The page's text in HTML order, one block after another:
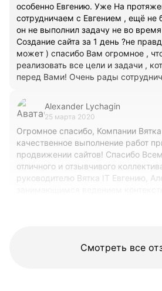
особенно Евгению. Уже На
сотрудничаем с Евгением , ещё не
он не выполнил задачу не во
Создание сайта за 1 день ?не
может ) спасибо Вам огромное ,
реализовать все цели и задачи ,
перед Вами! Очень рады
Alexander Lychagin
25 марта 2020
Огромное спасибо, Компании
качественное выполнение работ
продвижении сайтов! Спасибо
отличного и отзывчивого
руководителю Вятка IT Евгению,
Смотреть все